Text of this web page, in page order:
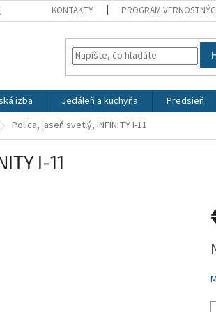
KONTAKTY PROGRAM
izba Jedáleň a kuchyňa Predsieň
Polica, jaseň svetlý, INFINITY I-11
I-11